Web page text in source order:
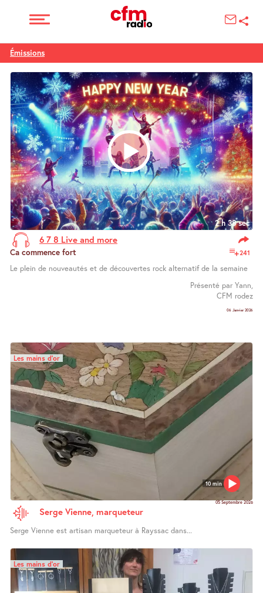
Émissions
2 h 38 sec
6 7 8 Live and more
241
Ca commence fort
Le plein de nouveautés et de découvertes rock alternatif de la semaine
Présenté par Yann,
CFM rodez
06 Janvier 2026
10 min
Les mains d’or
05 Septembre 2026
Serge Vienne, marqueteur
Serge Vienne est artisan marqueteur à Rayssac dans...
Les mains d’or